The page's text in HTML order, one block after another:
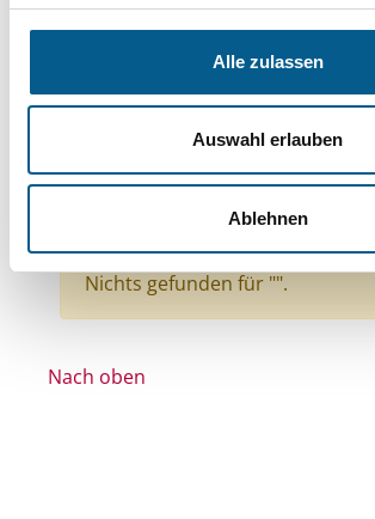
Alle zulassen
Auswahl erlauben
Ablehnen
Themen: Tierschutz
Themen: Hilfsbedürftige Menschen
Themen: Kinder, Jugendliche &
Themen: Denkmalschutz
Themen: Bildung und Erziehung
Alle Filter entfernen
Nichts gefunden für "".
Nach oben